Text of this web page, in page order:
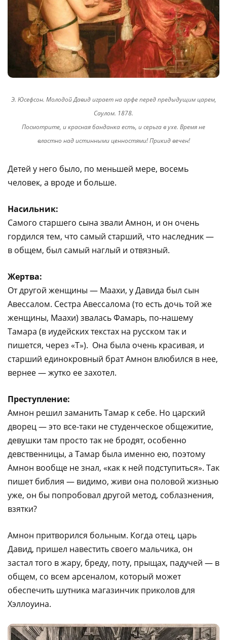
Э. Юсефсон. Молодой Давид играет на арфе перед предыдущим царем,
Саулом. 1878.
Посмотрите, и красная банданка есть, и серьга в ухе. Время не
властно над истинными ценностями! Прикид вечен!
Детей у него было, по меньшей мере, восемь
человек, а вроде и больше.
Насильник:
Самого старшего сына звали Амнон, и он очень
гордился тем, что самый старший, что наследник —
в общем, был самый наглый и отвязный.
Жертва:
От другой женщины — Маахи, у Давида был сын
Авессалом. Сестра Авессалома (то есть дочь той же
женщины, Маахи) звалась Фамарь, по-нашему
Тамара (в иудейских текстах на русском так и
пишется, через «Т»). Она была очень красивая, и
старший единокровный брат Амнон влюбился в нее,
вернее — жутко ее захотел.
Преступление:
Амнон решил заманить Тамар к себе. Но царский
дворец — это все-таки не студенческое общежитие,
девушки там просто так не бродят, особенно
девственницы, а Тамар была именно ею, поэтому
Амнон вообще не знал, «как к ней подступиться». Так
пишет библия — видимо, живи она половой жизнью
уже, он бы попробовал другой метод, соблазнения,
взятки?
Амнон притворился больным. Когда отец, царь
Давид, пришел навестить своего мальчика, он
застал того в жару, бреду, поту, прыщах, падучей — в
общем, со всем арсеналом, который может
обеспечить шутника магазинчик приколов для
Хэллоуина.